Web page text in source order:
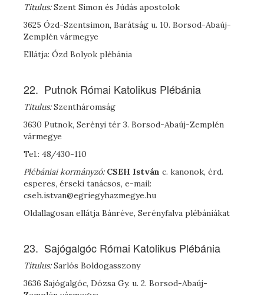
Titulus:Szent Simon és Júdás apostolok
3625 Ózd-Szentsimon, Barátság u. 10. Borsod-Abaúj-
Zemplén vármegye
Ellátja: Ózd Bolyok plébánia
22. Putnok Római Katolikus Plébánia
Titulus: Szentháromság
3630 Putnok, Serényi tér 3. Borsod-Abaúj-Zemplén
vármegye
Tel.: 48/430-110
Plébániai kormányzó: CSEH István c. kanonok, érd.
esperes, érseki tanácsos, e-mail:
cseh.istvan@egriegyhazmegye.hu
Oldallagosan ellátja Bánréve, Serényfalva plébániákat
23. Sajógalgóc Római Katolikus Plébánia
Titulus:Sarlós Boldogasszony
3636 Sajógalgóc, Dózsa Gy. u. 2. Borsod-Abaúj-